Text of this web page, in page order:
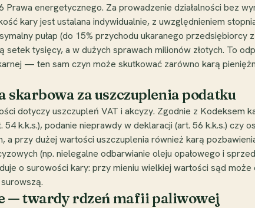
Prawa energetycznego. Za prowadzenie działalności bez
kary jest ustalana indywidualnie, z uwzględnieniem
pułap (do 15% przychodu ukaranego przedsiębiorcy
tysięcy, a w dużych sprawach milionów złotych. To
— ten sam czyn może skutkować zarówno karą
skarbowa za uszczuplenia podatku
dotyczy uszczupleń VAT i akcyzy. Zgodnie z Kodeksem
54 k.k.s.), podanie nieprawdy w deklaracji (art. 56 k.k.s.)
a przy dużej wartości uszczuplenia również karą
(np. nielegalne odbarwianie oleju opałowego i
o surowości kary: przy mieniu wielkiej wartości sąd
— twardy rdzeń mafii paliwowej